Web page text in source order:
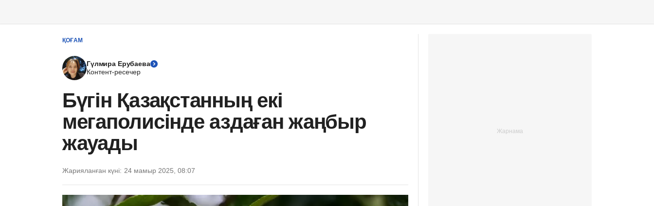
ҚОҒАМ
Гүлмира Ерубаева
Контент-ресечер
Бүгін Қазақстанның екі
мегаполисінде аздаған жаңбыр
жауады
Жарияланған күні: 24 мамыр 2025, 08:07